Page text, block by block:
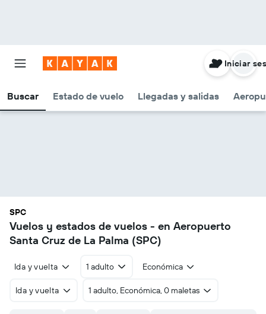
Buscar Estado de vuelo Llegadas y salidas
Iniciar
SPC
Vuelos y estados de vuelos - en Aeropuerto
Santa Cruz de La Palma (SPC)
Ida y vuelta 1 adulto Económica
Ida y vuelta 1 adulto, Económica, 0 maletas